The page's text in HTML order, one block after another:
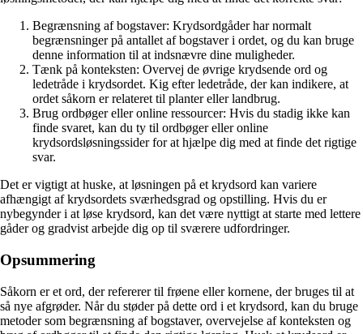
Begrænsning af bogstaver: Krydsordgåder har normalt
begrænsninger på antallet af bogstaver i ordet, og du kan bruge
denne information til at indsnævre dine muligheder.
Tænk på konteksten: Overvej de øvrige krydsende ord og
ledetråde i krydsordet. Kig efter ledetråde, der kan indikere, at
ordet såkorn er relateret til planter eller landbrug.
Brug ordbøger eller online ressourcer: Hvis du stadig ikke kan
finde svaret, kan du ty til ordbøger eller online
krydsordsløsningssider for at hjælpe dig med at finde det rigtige
svar.
Det er vigtigt at huske, at løsningen på et krydsord kan variere
afhængigt af krydsordets sværhedsgrad og opstilling. Hvis du er
nybegynder i at løse krydsord, kan det være nyttigt at starte med lettere
gåder og gradvist arbejde dig op til sværere udfordringer.
Opsummering
Såkorn er et ord, der refererer til frøene eller kornene, der bruges til at
så nye afgrøder. Når du støder på dette ord i et krydsord, kan du bruge
metoder som begrænsning af bogstaver, overvejelse af konteksten og